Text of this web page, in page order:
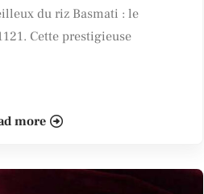
du riz Basmati : le
Cette prestigieuse
more